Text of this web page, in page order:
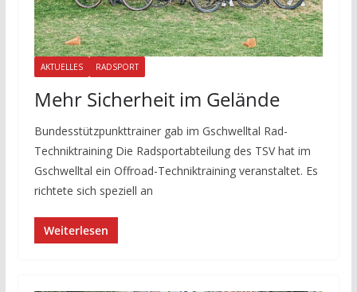
AKTUELLES RADSPORT
Mehr Sicherheit im Gelände
Bundesstützpunkttrainer gab im Gschwelltal Rad-
Techniktraining Die Radsportabteilung des TSV hat im
Gschwelltal ein Offroad-Techniktraining veranstaltet. Es
richtete sich speziell an
Weiterlesen